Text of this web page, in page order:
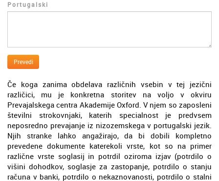
Portugalski
Prevedi
Če koga zanima obdelava različnih vsebin v tej jezični
različici, mu je konkretna storitev na voljo v okviru
Prevajalskega centra Akademije Oxford. V njem so zaposleni
številni strokovnjaki, katerih specialnost je predvsem
neposredno prevajanje iz nizozemskega v portugalski jezik.
Njih stranke lahko angažirajo, da bi dobili kompletno
prevedene dokumente katerekoli vrste, kot so na primer
različne vrste soglasij in potrdil oziroma izjav (potrdilo o
višini dohodkov, soglasje za zastopanje, potrdilo o stanju
računa v banki, potrdilo o nekaznovanosti, potrdilo o stalni